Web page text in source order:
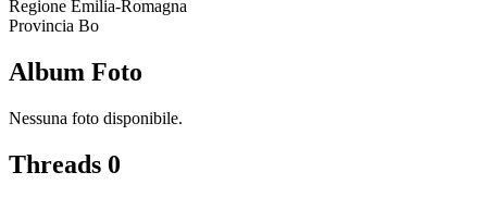
Regione Emilia-Romagna
Provincia Bo
Album Foto
Nessuna foto disponibile.
Threads 0